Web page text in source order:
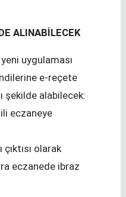
ALINABİLECEK
yeni uygulaması
e-reçete
şekilde alabilecek:
eczaneye
olarak
eczanede ibraz